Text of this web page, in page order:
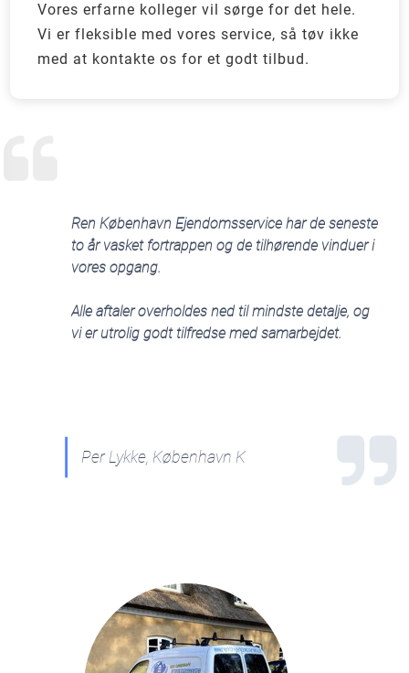
Vores erfarne kolleger vil sørge for det hele.
Vi er fleksible med vores service, så tøv ikke
med at kontakte os for et godt tilbud.
Ren København Ejendomsservice har de seneste
to år vasket fortrappen og de tilhørende vinduer i
vores opgang.
Alle aftaler overholdes ned til mindste detalje, og
vi er utrolig godt tilfredse med samarbejdet.
Per Lykke, København K